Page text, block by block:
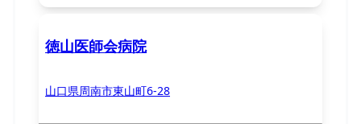
徳山医師会病院
山口県周南市東山町6-28